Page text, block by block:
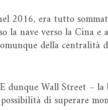
2016, era tutto
la nave verso la Cina
della centralità
Wall Street – la
di superare